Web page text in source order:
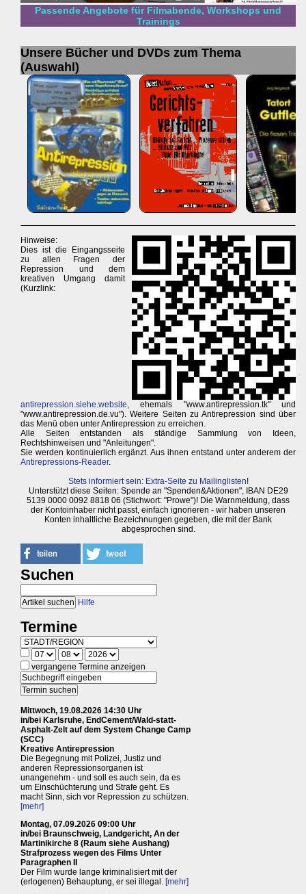
Passende Angebote für Filmabende, Workshops und
Trainings
Unsere Bücher und DVDs zum Thema
(Auswahl)
Hinweise:
Dies ist die Eingangsseite
zu allen Fragen der
Repression und dem
kreativen Umgang damit
(Kurzlink:
antirepression.siehe.website, ehemals "www.antirepression.tk" und
"www.antirepression.de.vu"). Weitere Seiten zu Antirepression sind über
das Menü oben unter Antirepression zu erreichen.
Alle Seiten entstanden als ständige Sammlung von Ideen,
Rechtshinweisen und "Anleitungen".
Sie werden kontinuierlich ergänzt. Aus ihnen entstand unter anderem der
Antirepressions-Reader.
Stets informiert sein: Extra-Seite zu Mailinglisten!
Unterstützt diese Seiten: Spende an "Spenden&Aktionen", IBAN DE29
5139 0000 0092 8818 06 (Stichwort: "Prowe")! Die Warnmeldung, dass
der Kontoinhaber nicht passt, einfach ignorieren - wir haben unseren
Konten inhaltliche Bezeichnungen gegeben, die mit der Bank
abgesprochen sind.
Suchen
Hilfe
Termine
vergangene Termine anzeigen
Mittwoch, 19.08.2026 14:30 Uhr
in/bei Karlsruhe, EndCement/Wald-statt-
Asphalt-Zelt auf dem System Change Camp
(SCC)
Kreative Antirepression
Die Begegnung mit Polizei, Justiz und
anderen Repressionsorganen ist
unangenehm - und soll es auch sein, da es
um Einschüchterung und Strafe geht. Es
macht Sinn, sich vor Repression zu schützen.
[mehr]
Montag, 07.09.2026 09:00 Uhr
in/bei Braunschweig, Landgericht, An der
Martinikirche 8 (Raum siehe Aushang)
Strafprozess wegen des Films Unter
Paragraphen II
Der Film wurde lange kriminalisiert mit der
(erlogenen) Behauptung, er sei illegal. [mehr]